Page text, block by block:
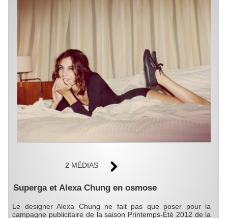
2 MÉDIAS
Superga et Alexa Chung en osmose
Le designer Alexa Chung ne fait pas que poser pour la
campagne publicitaire de la saison Printemps-Été 2012 de la